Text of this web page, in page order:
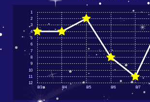
8/3 8/4 8/5 8/6 8/7
12
11
10
9
8
7
6
5
4
3
2
1